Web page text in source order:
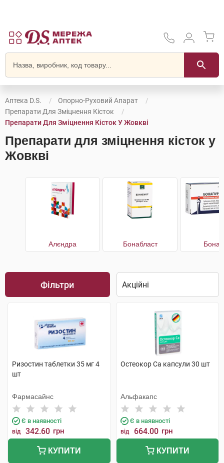
Аптека D.S.
Опорно-Руховий Апарат
Препарати Для Зміцнення Кісток
Препарати Для Зміцнення Кісток У Жовкві
Препарати для зміцнення кісток у
Жовкві
Алєндра Бонабласт
Фільтри
Ризостин таблетки 35 мг 4
шт
Фармасайнс
Є в наявності
від 342.60 грн
КУПИТИ
Остеокор Cа капсули 30 шт
Альфакапс
Є в наявності
від 664.00 грн
КУПИТИ